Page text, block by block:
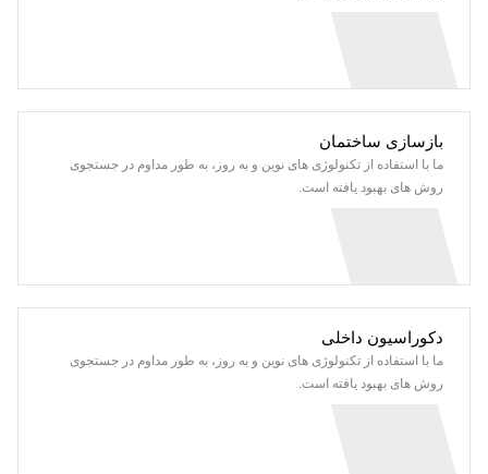
بازسازی ساختمان
ما با استفاده از تکنولوژی های نوین و به روز، به طور مداوم در جستجوی
روش های بهبود یافته است.
دکوراسیون داخلی
ما با استفاده از تکنولوژی های نوین و به روز، به طور مداوم در جستجوی
روش های بهبود یافته است.